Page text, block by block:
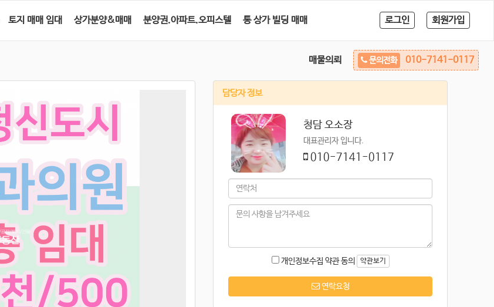
토지 매매 임대 상가분양&매매 분양권.아파트.오피스텔 통 상가 빌딩 매매 로그인 회원가입
문의전화 010-7141-0117
매물의뢰
담당자 정보
청담 오소장
대표관리자 입니다.
010-7141-0117
개인정보수집 약관 동의 약관보기
연락요청